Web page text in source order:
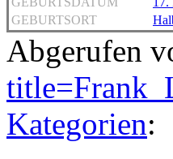
GEBURTSORT
Abgerufen
Kategorien: